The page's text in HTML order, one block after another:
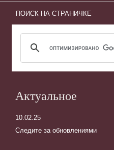
ПОИСК НА СТРАНИЧКЕ
Актуальное
10.02.25
Следите за обновлениями